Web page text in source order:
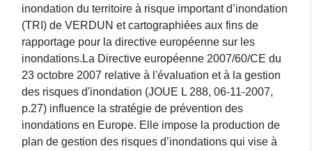
inondation du territoire à risque important d’inondation
(TRI) de VERDUN et cartographiées aux fins de
rapportage pour la directive européenne sur les
inondations.La Directive européenne 2007/60/CE du
23 octobre 2007 relative à l'évaluation et à la gestion
des risques d'inondation (JOUE L 288, 06-11-2007,
p.27) influence la stratégie de prévention des
inondations en Europe. Elle impose la production de
plan de gestion des risques d’inondations qui vise à